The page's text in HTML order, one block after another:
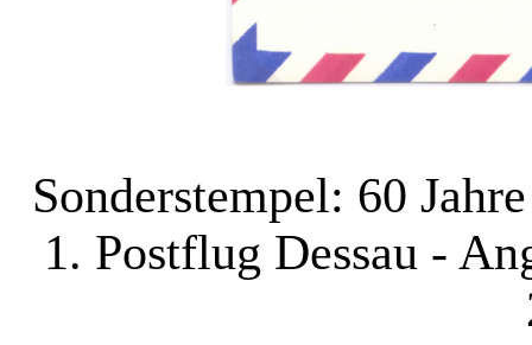
Sonderstempel: 60
1. Postflug Dessau -